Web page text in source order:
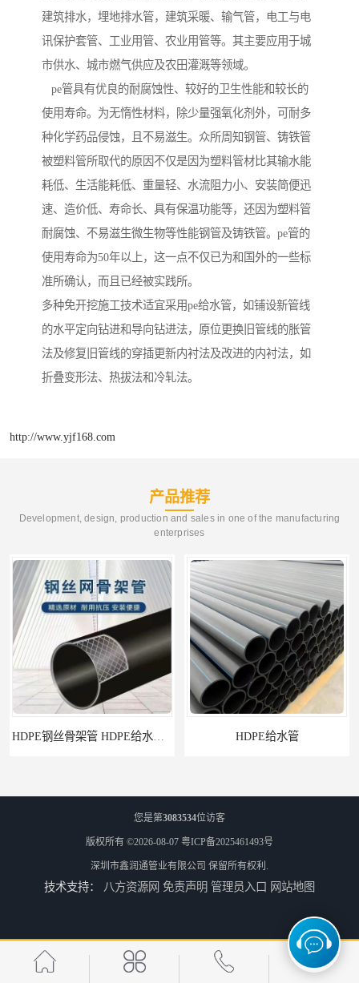
建筑排水，埋地排水管，建筑采暖、输气管，电工与电
讯保护套管、工业用管、农业用管等。其主要应用于城
市供水、城市燃气供应及农田灌溉等领域。
pe管具有优良的耐腐蚀性、较好的卫生性能和较长的
使用寿命。为无惰性材料，除少量强氧化剂外，可耐多
种化学药品侵蚀，且不易滋生。众所周知钢管、铸铁管
被塑料管所取代的原因不仅是因为塑料管材比其输水能
耗低、生活能耗低、重量轻、水流阻力小、安装简便迅
速、造价低、寿命长、具有保温功能等，还因为塑料管
耐腐蚀、不易滋生微生物等性能钢管及铸铁管。pe管的
使用寿命为50年以上，这一点不仅已为和国外的一些标
准所确认，而且已经被实践所。
多种免开挖施工技术适宜采用pe给水管，如铺设新管线
的水平定向钻进和导向钻进法，原位更换旧管线的胀管
法及修复旧管线的穿插更新内衬法及改进的内衬法，如
折叠变形法、热拔法和冷轧法。
http://www.yjf168.com
产品推荐
Development, design, production and sales in one of the manufacturing
enterprises
HDPE给水管
佛山Pe给水管电话 支持送货上门 HDPE电力管 HDPE顶管电缆管保护套管
您是第3083534位访客
版权所有 ©2026-08-07 粤ICP备2025461493号
深圳市鑫润通管业有限公司 保留所有权利.
技术支持： 八方资源网 免责声明 管理员入口 网站地图